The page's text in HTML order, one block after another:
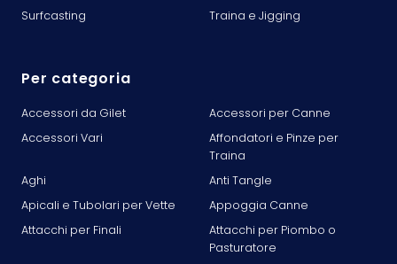
Surfcasting
Traina e Jigging
Per categoria
Accessori da Gilet
Accessori per Canne
Accessori Vari
Affondatori e Pinze per
Traina
Aghi
Anti Tangle
Apicali e Tubolari per Vette
Appoggia Canne
Attacchi per Finali
Attacchi per Piombo o
Pasturatore